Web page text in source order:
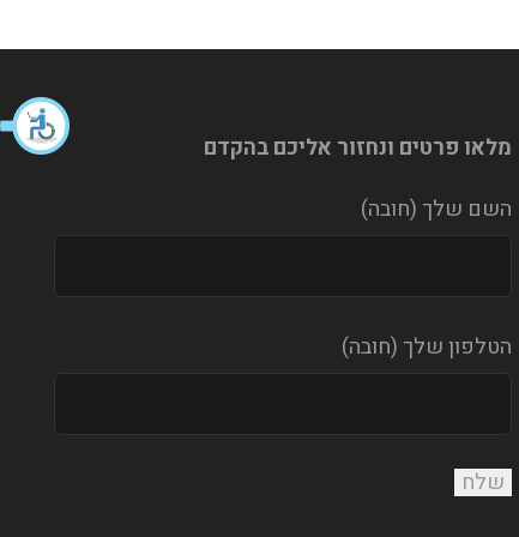
מלאו פרטים ונחזור אליכם בהקדם
השם שלך (חובה)
הטלפון שלך (חובה)